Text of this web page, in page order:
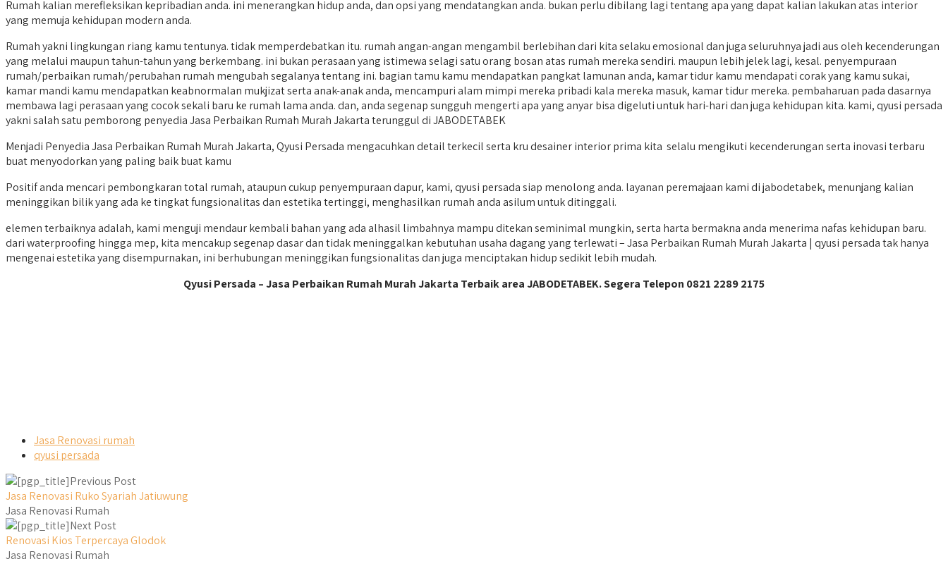
Rumah kalian merefleksikan kepribadian anda. ini menerangkan hidup anda, dan opsi yang mendatangkan anda. bukan perlu dibilang lagi tentang apa yang dapat kalian lakukan atas interior
yang memuja kehidupan modern anda.
Rumah yakni lingkungan riang kamu tentunya. tidak memperdebatkan itu. rumah angan-angan mengambil berlebihan dari kita selaku emosional dan juga seluruhnya jadi aus oleh kecenderungan
yang melalui maupun tahun-tahun yang berkembang. ini bukan perasaan yang istimewa selagi satu orang bosan atas rumah mereka sendiri. maupun lebih jelek lagi, kesal. penyempuraan
rumah/perbaikan rumah/perubahan rumah mengubah segalanya tentang ini. bagian tamu kamu mendapatkan pangkat lamunan anda, kamar tidur kamu mendapati corak yang kamu sukai,
kamar mandi kamu mendapatkan keabnormalan mukjizat serta anak-anak anda, mencampuri alam mimpi mereka pribadi kala mereka masuk, kamar tidur mereka. pembaharuan pada dasarnya
membawa lagi perasaan yang cocok sekali baru ke rumah lama anda. dan, anda segenap sungguh mengerti apa yang anyar bisa digeluti untuk hari-hari dan juga kehidupan kita. kami, qyusi persada
yakni salah satu pemborong penyedia Jasa Perbaikan Rumah Murah Jakarta terunggul di JABODETABEK
Menjadi Penyedia Jasa Perbaikan Rumah Murah Jakarta, Qyusi Persada mengacuhkan detail terkecil serta kru desainer interior prima kita selalu mengikuti kecenderungan serta inovasi terbaru
buat menyodorkan yang paling baik buat kamu
Positif anda mencari pembongkaran total rumah, ataupun cukup penyempuraan dapur, kami, qyusi persada siap menolong anda. layanan peremajaan kami di jabodetabek, menunjang kalian
meninggikan bilik yang ada ke tingkat fungsionalitas dan estetika tertinggi, menghasilkan rumah anda asilum untuk ditinggali.
elemen terbaiknya adalah, kami menguji mendaur kembali bahan yang ada alhasil limbahnya mampu ditekan seminimal mungkin, serta harta bermakna anda menerima nafas kehidupan baru.
dari waterproofing hingga mep, kita mencakup segenap dasar dan tidak meninggalkan kebutuhan usaha dagang yang terlewati – Jasa Perbaikan Rumah Murah Jakarta | qyusi persada tak hanya
mengenai estetika yang disempurnakan, ini berhubungan meninggikan fungsionalitas dan juga menciptakan hidup sedikit lebih mudah.
Qyusi Persada – Jasa Perbaikan Rumah Murah Jakarta Terbaik area JABODETABEK. Segera Telepon 0821 2289 2175
Jasa Renovasi rumah
qyusi persada
Previous Post
Jasa Renovasi Ruko Syariah Jatiuwung
Jasa Renovasi Rumah
Next Post
Renovasi Kios Terpercaya Glodok
Jasa Renovasi Rumah